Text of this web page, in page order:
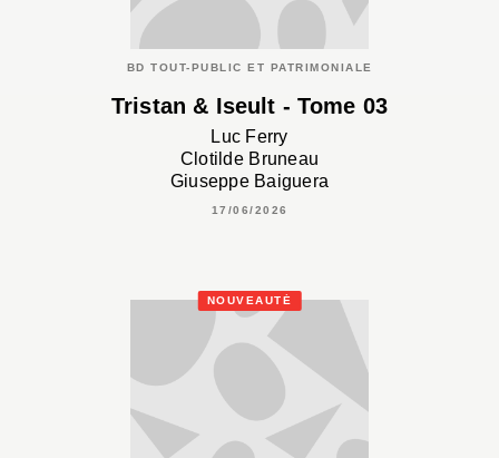
BD TOUT-PUBLIC ET PATRIMONIALE
Tristan & Iseult - Tome 03
Luc Ferry
Clotilde Bruneau
Giuseppe Baiguera
17/06/2026
NOUVEAUTÉ